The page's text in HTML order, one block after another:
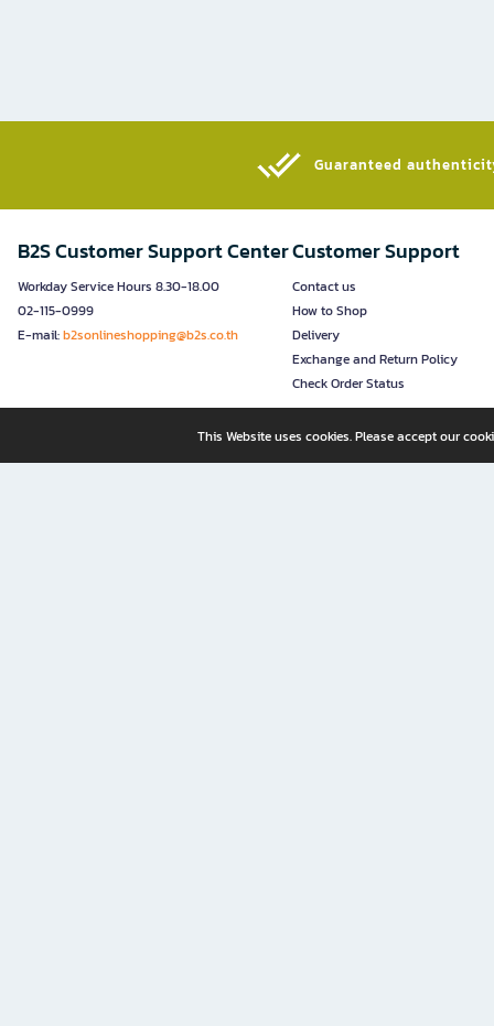
Guaranteed
B2S Customer Support Center
Workday Service Hours 8.30-18.00
02-115-0999
E-mail:b2sonlineshopping@b2s.co.th
Customer Support
Contact us
How to Shop
Delivery
Exchange and Return Policy
Check Order Status
This Website uses cookies. Please accept our